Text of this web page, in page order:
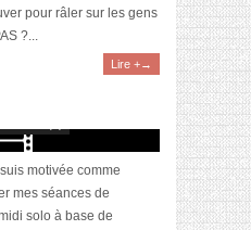
pour râler sur les gens
?...
Lire +→
Santé #66 : et bonne
motivée comme
mes séances de
solo à base de